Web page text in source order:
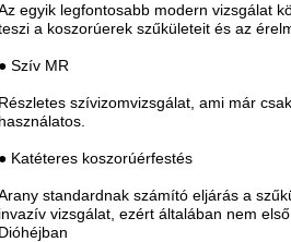
egyik legfontosabb modern vizsgálat
a koszorúerek szűkületeit és az
● Szív MR
Részletes szívizomvizsgálat, ami már
használatos.
● Katéteres koszorúérfestés
standardnak számító eljárás a
invazív vizsgálat, ezért általában nem
Dióhéjban